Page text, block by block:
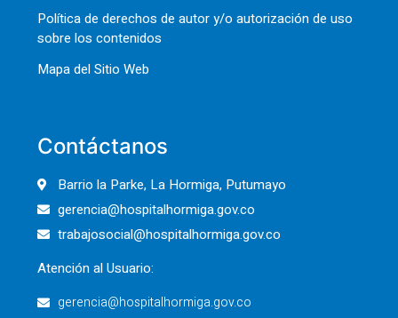
Política de derechos de autor y/o autorización de uso
sobre los contenidos
Mapa del Sitio Web
Contáctanos
Barrio la Parke, La Hormiga, Putumayo
gerencia@hospitalhormiga.gov.co
trabajosocial@hospitalhormiga.gov.co
Atención al Usuario:
gerencia@hospitalhormiga.gov.co